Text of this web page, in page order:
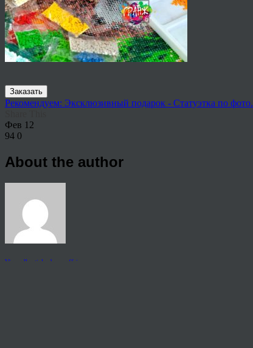
Заказать
Рекомендуем: Эксклюзивный подарок - Статуэтка по фото.
Фев 12
94 0
About the author
View all articles by rauffri